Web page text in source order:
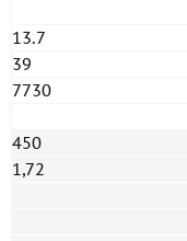
13.7
39
7730
450
1,72